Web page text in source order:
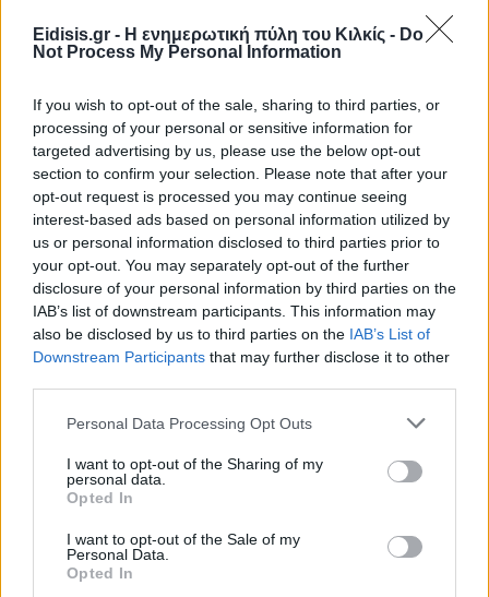
Eidisis.gr - Η ενημερωτική πύλη του Κιλκίς - Do
Not Process My Personal Information
If you wish to opt-out of the sale, sharing to third parties, or
processing of your personal or sensitive information for
targeted advertising by us, please use the below opt-out
section to confirm your selection. Please note that after your
opt-out request is processed you may continue seeing
interest-based ads based on personal information utilized by
us or personal information disclosed to third parties prior to
your opt-out. You may separately opt-out of the further
disclosure of your personal information by third parties on the
IAB’s list of downstream participants. This information may
also be disclosed by us to third parties on the IAB’s List of
Downstream Participants that may further disclose it to other
Personal Data Processing Opt Outs
I want to opt-out of the Sharing of my
personal data.
Opted In
I want to opt-out of the Sale of my
Personal Data.
Opted In
Πρωινή